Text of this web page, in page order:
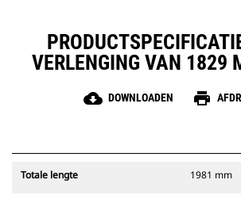
VERLENGING VAN 1829
cloud_download DOWNLOADEN print
Totale lengte 1981 mm